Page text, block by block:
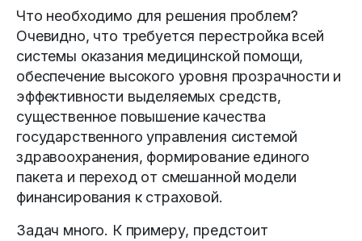
Что необходимо для решения проб­лем?
Очевидно, что требуется перестройка всей
системы оказания медицинской помощи,
обеспечение высокого уровня прозрачности и
эффективности выделяе­мых средств,
существенное повышение качества
государственного управления системой
здравоохранения, формирование единого
пакета и переход от смешанной модели
финансирования к страховой.
Задач много. К примеру, предстоит